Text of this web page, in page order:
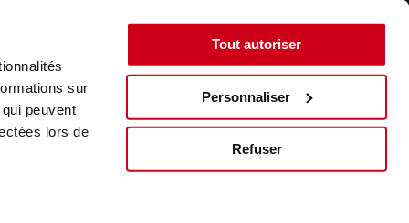
sur
peuvent
lors de
Tout autoriser
Personnaliser
Refuser
©2022 - SurplusAuto - Réalisation : datasolution.fr